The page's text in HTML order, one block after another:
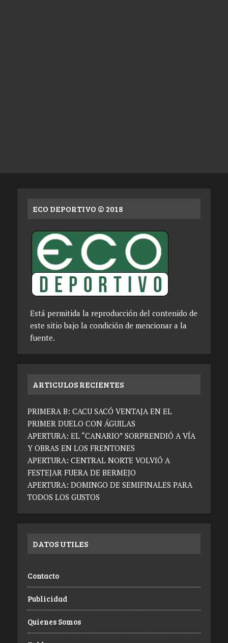
ECO DEPORTIVO © 2018
Está permitida la reproducción del contenido de
este sitio bajo la condición de mencionar a la
fuente.
ARTICULOS RECIENTES
PRIMERA B: CACU SACÓ VENTAJA EN EL
PRIMER DUELO CON ÁGUILAS
APERTURA: EL “CANARIO” SORPRENDIÓ A VÍA
Y OBRAS EN LOS FRENTONES
APERTURA: CENTRAL NORTE VOLVIÓ A
FESTEJAR FUERA DE BERMEJO
APERTURA: DOMINGO DE SEMIFINALES PARA
TODOS LOS GUSTOS
DATOS UTILES
Contacto
Publicidad
Quienes Somos